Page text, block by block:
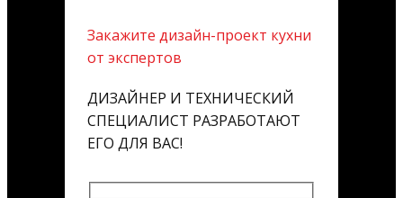
Закажите дизайн-проект кухни
от экспертов
ДИЗАЙНЕР И ТЕХНИЧЕСКИЙ
СПЕЦИАЛИСТ РАЗРАБОТАЮТ
ЕГО ДЛЯ ВАС!